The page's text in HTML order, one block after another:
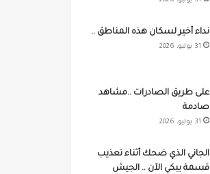
نداء أخير لسكان هذه المناطق ..
31 يوليو، 2026
على طريق الصادرات ..مشاهد
صادمة
31 يوليو، 2026
الجاني الذي ضحك أثناء تعذيب
قسمة يبكي الآن .. الجيش